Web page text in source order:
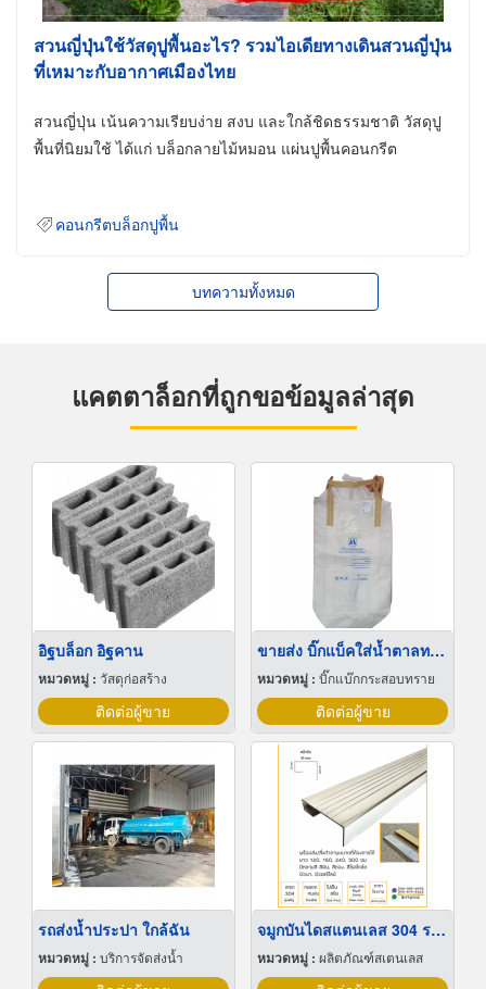
สวนญี่ปุ่นใช้วัสดุปูพื้นอะไร? รวมไอเดียทางเดินสวนญี่ปุ่น
ที่เหมาะกับอากาศเมืองไทย
สวนญี่ปุ่น เน้นความเรียบง่าย สงบ และใกล้ชิดธรรมชาติ วัสดุปู
พื้นที่นิยมใช้ ได้แก่ บล็อกลายไม้หมอน แผ่นปูพื้นคอนกรีต
คอนกรีตบล็อกปูพื้น
บทความทั้งหมด
แคตตาล็อกที่ถูกขอข้อมูลล่าสุด
อิฐบล็อก อิฐคาน
หมวดหมู่ : วัสดุก่อสร้าง
ติดต่อผู้ขาย
ขายส่ง บิ๊กแบ็คใส่น้ำตาลทราย สมุทรปราการ
หมวดหมู่ : บิ๊กแบ๊กกระสอบทราย
ติดต่อผู้ขาย
รถส่งน้ำประปา ใกล้ฉัน
หมวดหมู่ : บริการจัดส่งน้ำ
จมูกบันไดสแตนเลส 304 ราคาโรงงาน
หมวดหมู่ : ผลิตภัณฑ์สเตนเลส